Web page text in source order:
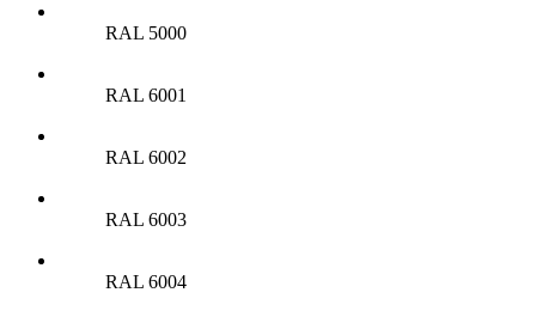
RAL 5000
RAL 6001
RAL 6002
RAL 6003
RAL 6004